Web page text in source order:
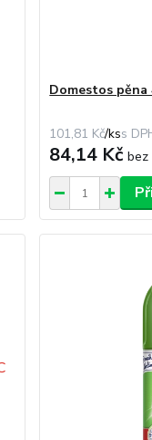
Domestos
101,81 Kč/ks
84,14 Kčbez